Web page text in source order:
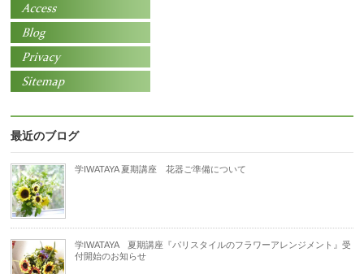
最近のブログ
学IWATAYA 夏期講座 花器ご準備について
学IWATAYA 夏期講座『パリスタイルのフラワーアレンジメント』受
付開始のお知らせ